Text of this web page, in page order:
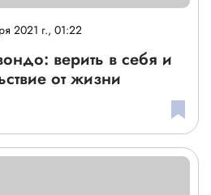
2021 г., 01:22
верить в себя и
от жизни